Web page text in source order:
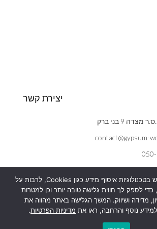
יצירת קשר
9 בני ברק
באתר זה נעשה שימוש בטכנולוגיות איסוף מידע כגון Cookies, לרבות על
כדי לספק לך חווית גלישה טובה יותר וכן למטרות
מדידה ושיווק. המשך הגלישה באתר מהווה את
נוסף והרחבה, ראו את מדיניות הפרטיות.
אנחנו משתמשים בעוגיות (cookies) כדי לשפר את חוויית הגלישה,
מותאמות ועוד כמפורט
הגלישה באתר מהווה את הסכמתך לכך.